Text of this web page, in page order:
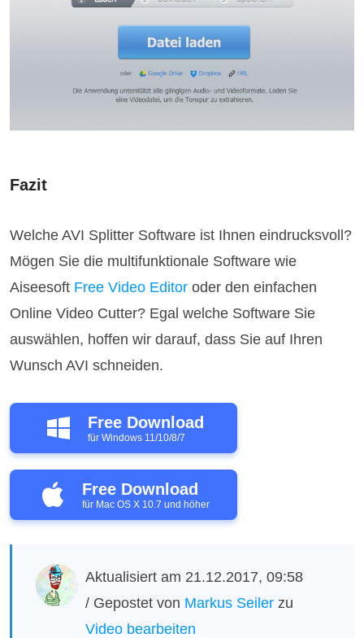
Fazit
Welche AVI Splitter Software ist Ihnen eindrucksvoll?
Mögen Sie die multifunktionale Software wie
Aiseesoft Free Video Editor oder den einfachen
Online Video Cutter? Egal welche Software Sie
auswählen, hoffen wir darauf, dass Sie auf Ihren
Wunsch AVI schneiden.
Free Download
für Windows 11/10/8/7
Free Download
für Mac OS X 10.7 und höher
Aktualisiert am 21.12.2017, 09:58
/ Gepostet von Markus Seiler zu
Video bearbeiten